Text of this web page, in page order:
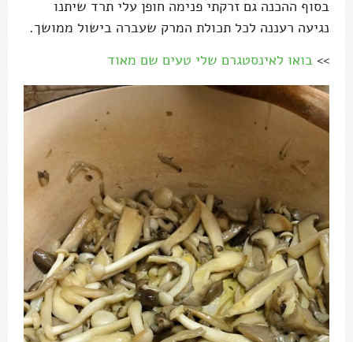
בסוף ההכנה גם זרקתי פנימה חופן עלי תרד שיתנו
נגיעה רעננה לכל תכולת המרק שעברה בישול ממושך.
>> בואו לאינסטגרם שלי טעים שם מאוד